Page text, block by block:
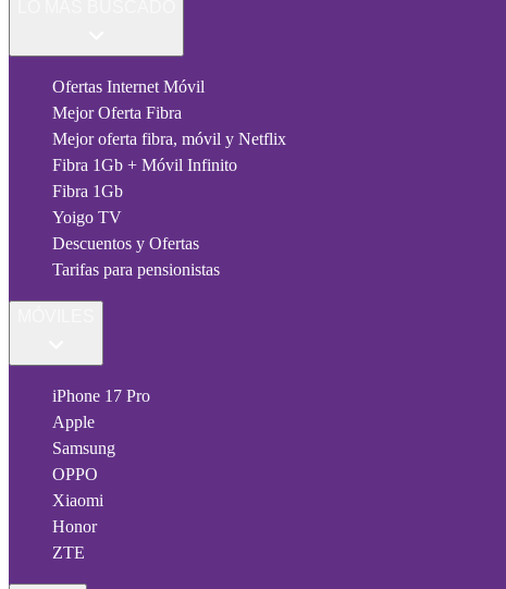
Ofertas Internet Móvil
Mejor Oferta Fibra
Mejor oferta fibra, móvil y Netflix
Fibra 1Gb + Móvil Infinito
Fibra 1Gb
Yoigo TV
Descuentos y Ofertas
Tarifas para pensionistas
iPhone 17 Pro
Apple
Samsung
OPPO
Xiaomi
Honor
ZTE